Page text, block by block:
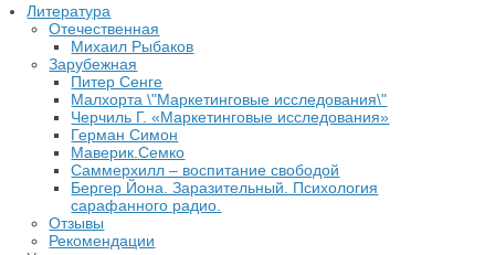
Литература
Отечественная
Михаил Рыбаков
Зарубежная
Питер Сенге
Малхорта \"Маркетинговые исследования\"
Черчиль Г. «Маркетинговые исследования»
Герман Симон
Маверик.Семко
Саммерхилл – воспитание свободой
Бергер Йона. Заразительный. Психология
сарафанного радио.
Отзывы
Рекомендации